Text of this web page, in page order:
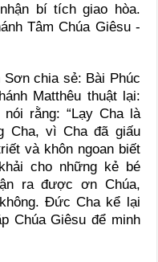
bí tích giao hòa.
Tâm Chúa Giêsu -
chia sẻ: Bài Phúc
Matthêu thuật lại:
nói rằng: “Lạy Cha là
Cha, vì Cha đã giấu
và khôn ngoan biết
cho những kẻ bé
ra được ơn Chúa,
Đức Cha kể lại
Chúa Giêsu để minh